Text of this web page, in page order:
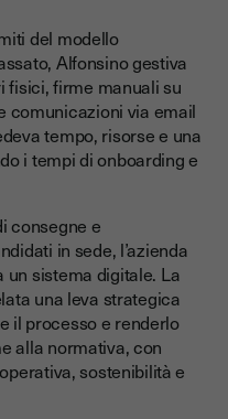
del modello
Alfonsino gestiva
fisici, firme manuali su
comunicazioni via email
tempo, risorse e una
i tempi di onboarding e
consegne e
in sede, l’azienda
un sistema digitale. La
una leva strategica
il processo e renderlo
alla normativa, con
sostenibilità e